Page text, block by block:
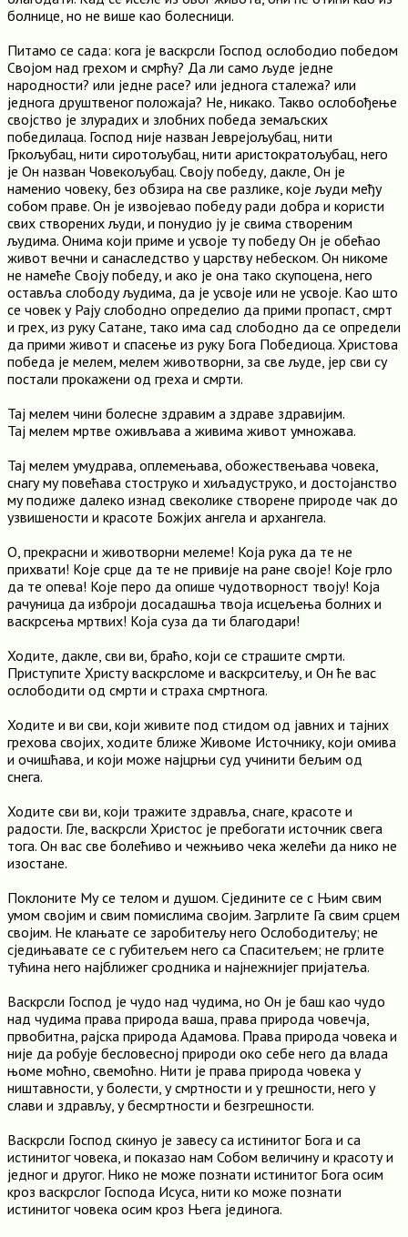
болнице, но не више као болесници.
Питамо се сада: кога је васкрсли Господ ослободио победом
Својом над грехом и смрћу? Да ли само људе једне
народности? или једне расе? или једнога сталежа? или
једнога друштвеног положаја? Не, никако. Такво ослобођење
својство је злурадих и злобних победа земаљских
победилаца. Господ није назван Јеврејољубац, нити
Гркољубац, нити сиротољубац, нити аристократољубац, него
је Он назван Човекољубац. Своју победу, дакле, Он је
наменио човеку, без обзира на све разлике, које људи међу
собом праве. Он је извојевао победу ради добра и користи
свих створених људи, и понудио ју је свима створеним
људима. Онима који приме и усвоје ту победу Он је обећао
живот вечни и санаследство у царству небеском. Он никоме
не намеће Своју победу, и ако је она тако скупоцена, него
оставља слободу људима, да је усвоје или не усвоје. Као што
се човек у Рају слободно определио да прими пропаст, смрт
и грех, из руку Сатане, тако има сад слободно да се определи
да прими живот и спасење из руку Бога Победиоца. Христова
победа је мелем, мелем животворни, за све људе, јер сви су
постали прокажени од греха и смрти.
Тај мелем чини болесне здравим а здраве здравијим.
Тај мелем мртве оживљава а живима живот умножава.
Тај мелем умудрава, оплемењава, обожествењава човека,
снагу му повећава стоструко и хиљадуструко, и достојанство
му подиже далеко изнад свеколике створене природе чак до
узвишености и красоте Божјих ангела и архангела.
О, прекрасни и животворни мелеме! Која рука да те не
прихвати! Које срце да те не привије на ране своје! Које грло
да те опева! Које перо да опише чудотворност твоју! Која
рачуница да изброји досадашња твоја исцељења болних и
васкрсења мртвих! Која суза да ти благодари!
Ходите, дакле, сви ви, браћо, који се страшите смрти.
Приступите Христу васкрсломе и васкрситељу, и Он ће вас
ослободити од смрти и страха смртнога.
Ходите и ви сви, који живите под стидом од јавних и тајних
грехова својих, ходите ближе Живоме Источнику, који омива
и очишћава, и који може најцрњи суд учинити бељим од
снега.
Ходите сви ви, који тражите здравља, снаге, красоте и
радости. Гле, васкрсли Христос је пребогати источник свега
тога. Он вас све болећиво и чежњиво чека желећи да нико не
изостане.
Поклоните Му се телом и душом. Сједините се с Њим свим
умом својим и свим помислима својим. Загрлите Га свим срцем
својим. Не клањате се заробитељу него Ослободитељу; не
сједињавате се с губитељем него са Спаситељем; не грлите
тућина него најближег сродника и најнежнијег пријатеља.
Васкрсли Господ је чудо над чудима, но Он је баш као чудо
над чудима права природа ваша, права природа човечја,
првобитна, рајска природа Адамова. Права природа човека и
није да робује бесловесној природи око себе него да влада
њоме моћно, свемоћно. Нити је права природа човека у
ништавности, у болести, у смртности и у грешности, него у
слави и здрављу, у бесмртности и безгрешности.
Васкрсли Господ скинуо је завесу са истинитог Бога и са
истинитог човека, и показао нам Собом величину и красоту и
једног и другог. Нико не може познати истинитог Бога осим
кроз васкрслог Господа Исуса, нити ко може познати
истинитог човека осим кроз Њега јединога.